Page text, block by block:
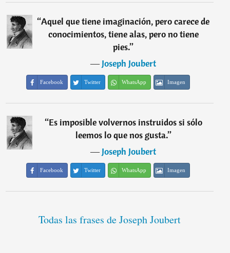
“Aquel que tiene imaginación, pero carece de
conocimientos, tiene alas, pero no tiene
pies.”
―Joseph Joubert
Facebook Twitter WhatsApp Imagen
“Es imposible volvernos instruidos si sólo
leemos lo que nos gusta.”
―Joseph Joubert
Facebook Twitter WhatsApp Imagen
Todas las frases de Joseph Joubert